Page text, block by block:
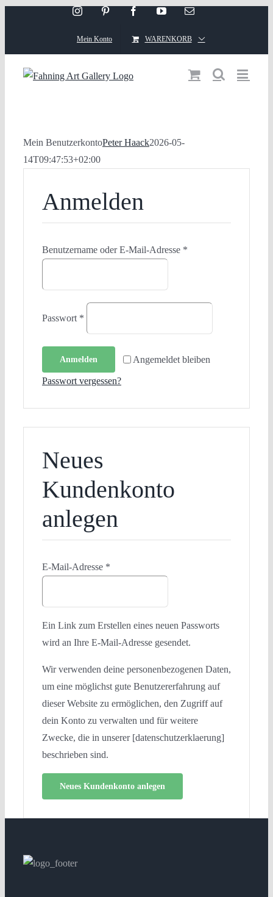
InstagramPinterest FacebookYouTubeEmail
Mein Konto WARENKORB
Mein BenutzerkontoPeter Haack2026-05-
14T09:47:53+02:00
Anmelden
Benutzername oder E-Mail-Adresse *Erforderlich
Passwort *
Angemeldet bleiben
Anmelden
Passwort vergessen?
Neues
Kundenkonto
anlegen
E-Mail-Adresse *Erforderlich
Ein Link zum Erstellen eines neuen Passworts
wird an Ihre E-Mail-Adresse gesendet.
Wir verwenden deine personenbezogenen Daten,
um eine möglichst gute Benutzererfahrung auf
dieser Website zu ermöglichen, den Zugriff auf
dein Konto zu verwalten und für weitere
Zwecke, die in unserer [datenschutzerklaerung]
beschrieben sind.
Neues Kundenkonto anlegen